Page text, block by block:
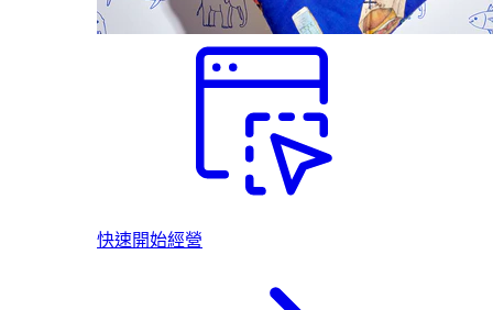
快速開始經營